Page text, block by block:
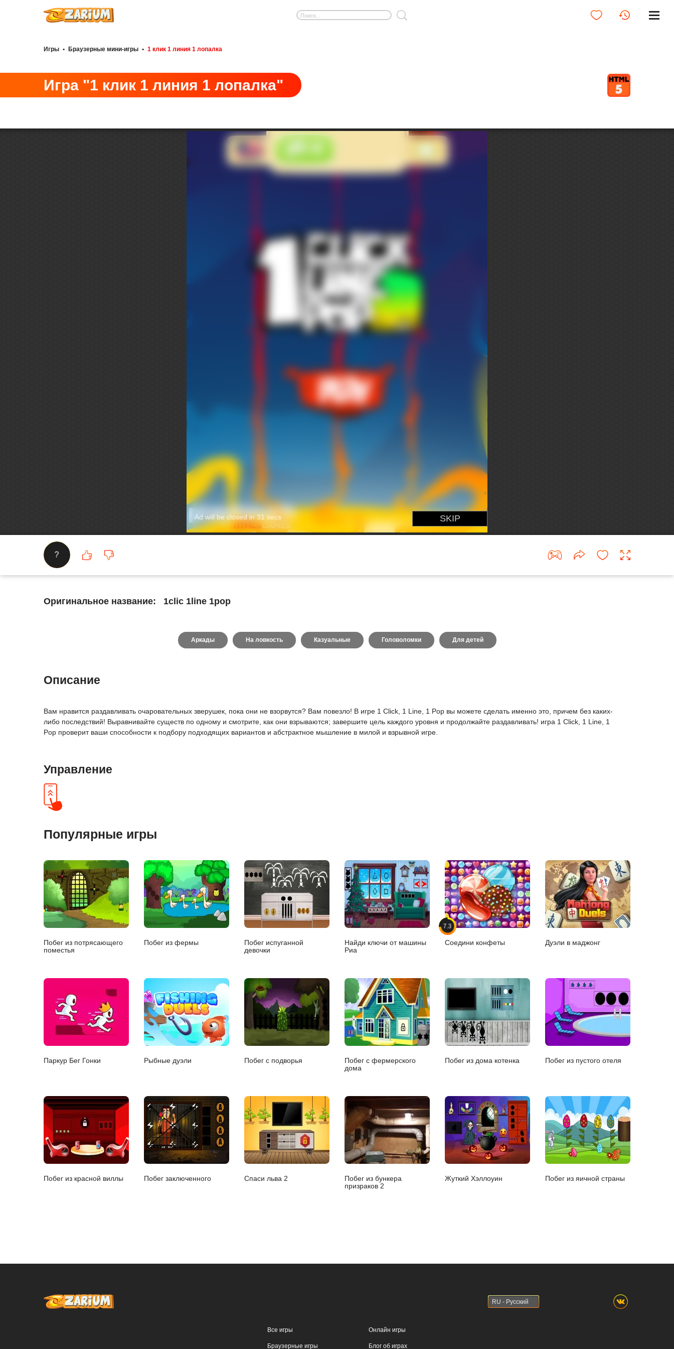
Игры • Браузерные мини-игры • 1 клик 1 линия 1 лопалка
Игра "1 клик 1 линия 1 лопалка"
?
Оригинальное название: 1clic 1line 1pop
Аркады На ловкость Казуальные Головоломки Для детей
Описание
Вам нравится раздавливать очаровательных зверушек, пока они не взорвутся? Вам повезло! В игре 1 Click, 1 Line, 1 Pop вы можете сделать именно это, причем без каких-
либо последствий! Выравнивайте существ по одному и смотрите, как они взрываются; завершите цель каждого уровня и продолжайте раздавливать! игра 1 Click, 1 Line, 1
Pop проверит ваши способности к подбору подходящих вариантов и абстрактное мышление в милой и взрывной игре.
Управление
Популярные игры
Побег из потрясающего
поместья
Побег из фермы
Побег испуганной
девочки
Найди ключи от машины
Риа
7.3
Соедини конфеты Дуэли в маджонг
Паркур Бег Гонки Рыбные дуэли Побег с подворья
Побег с фермерского
дома
Побег из дома котенка Побег из пустого отеля
Побег из красной виллы Побег заключенного Спаси льва 2
Побег из бункера
призраков 2
Жуткий Хэллоуин Побег из яичной страны
RU - Русский
Все игры
Браузерные игры
Онлайн игры
Блог об играх